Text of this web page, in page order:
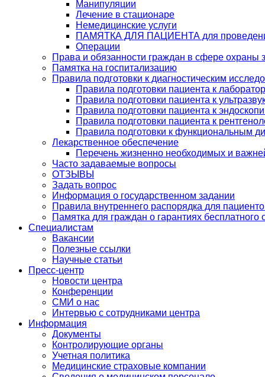
Манипуляции
Лечение в стационаре
Немедицинские услуги
ПАМЯТКА ДЛЯ ПАЦИЕНТА для
Операции
Права и обязанности граждан в сфере охраны
Памятка на госпитализацию
Правила подготовки к диагностическим
Правила подготовки пациента к
Правила подготовки пациента к
Правила подготовки пациента к
Правила подготовки пациента к
Правила подготовки к функциональным
Лекарственное обеспечение
Перечень жизненно необходимых и
Часто задаваемые вопросы
ОТЗЫВЫ
Задать вопрос
Информация о государственном задании
Правила внутреннего распорядка для
Памятка для граждан о гарантиях
Специалистам
Вакансии
Полезные ссылки
Научные статьи
Пресс-центр
Новости центра
Конференции
СМИ о нас
Интервью с сотрудниками центра
Информация
Документы
Контролирующие органы
Учетная политика
Медицинские страховые компании